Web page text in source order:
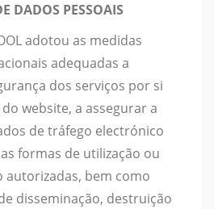
DADOS PESSOAIS
adotou as medidas
adequadas a
dos serviços por si
website, a assegurar a
de tráfego electrónico
formas de utilização ou
autorizadas, bem como
disseminação, destruição